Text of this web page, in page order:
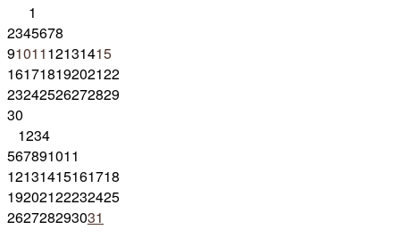
1
2345678
9101112131415
16171819202122
23242526272829
30
1234
567891011
12131415161718
19202122232425
262728293031